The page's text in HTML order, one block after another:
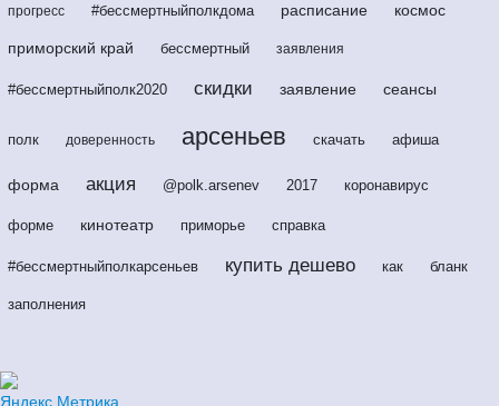
прогресс #бессмертныйполкдома расписание космос
приморский край бессмертный заявления
#бессмертныйполк2020 скидки заявление сеансы
полк доверенность арсеньев скачать афиша
форма акция @polk.arsenev 2017 коронавирус
форме кинотеатр приморье справка
#бессмертныйполкарсеньев купить дешево как бланк
заполнения